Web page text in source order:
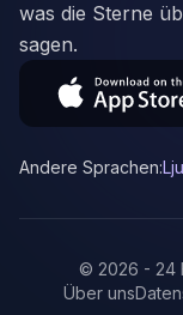
was die Sterne
sagen.
Andere Sprachen:
© 2026 - 24
Über uns